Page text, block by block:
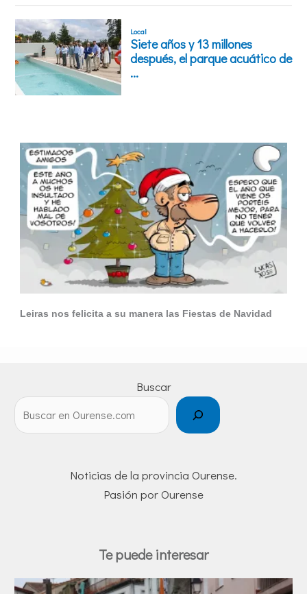
Leiras nos felicita a su manera las Fiestas de Navidad
Buscar
Noticias de la provincia Ourense.
Pasión por Ourense
Te puede interesar